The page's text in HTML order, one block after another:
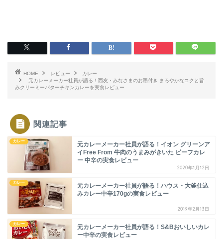
HOME レビュー
カレー
元カレーメーカー社員が語る！西友・みなさまのお墨付き まろやかなコクと旨
みクリーミーバターチキンカレーを実食レビュー
関連記事
カレー
元カレーメーカー社員が語る！イオン グリーンア
イFree From 牛肉のうまみがきいた ビーフカレ
ー 中辛の実食レビュー
2020年1月12日
カレー
元カレーメーカー社員が語る！ハウス・大釜仕込
みカレー中辛170gの実食レビュー
2019年2月13日
カレー
元カレーメーカー社員が語る！S&Bおいしいカレ
ー中辛の実食レビュー